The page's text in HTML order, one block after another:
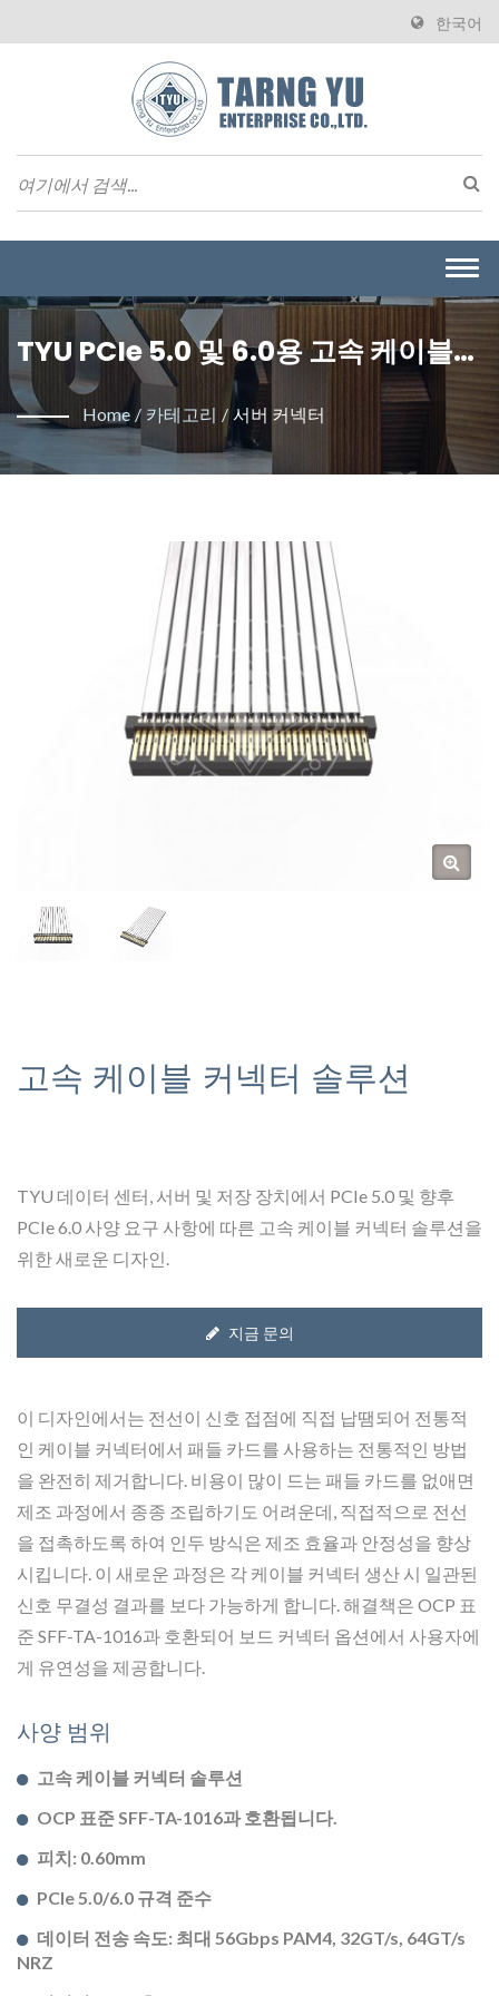
한국어
TYU PCIe 5.0 및 6.0용 고속 케이블
커넥터 / 대만의 와이어 투 보드 커넥터
제조업체 | Tarng Yu Enterprise
(TYU)
Home / 카테고리 / 서버 커넥터
고속 케이블 커넥터 솔루션
TYU 데이터 센터, 서버 및 저장 장치에서 PCIe 5.0 및 향후
PCIe 6.0 사양 요구 사항에 따른 고속 케이블 커넥터 솔루션을
위한 새로운 디자인.
지금 문의
이 디자인에서는 전선이 신호 접점에 직접 납땜되어 전통적
인 케이블 커넥터에서 패들 카드를 사용하는 전통적인 방법
을 완전히 제거합니다. 비용이 많이 드는 패들 카드를 없애면
제조 과정에서 종종 조립하기도 어려운데, 직접적으로 전선
을 접촉하도록 하여 인두 방식은 제조 효율과 안정성을 향상
시킵니다. 이 새로운 과정은 각 케이블 커넥터 생산 시 일관된
신호 무결성 결과를 보다 가능하게 합니다. 해결책은 OCP 표
준 SFF-TA-1016과 호환되어 보드 커넥터 옵션에서 사용자에
게 유연성을 제공합니다.
사양 범위
고속 케이블 커넥터 솔루션
OCP 표준 SFF-TA-1016과 호환됩니다.
피치: 0.60mm
PCIe 5.0/6.0 규격 준수
데이터 전송 속도: 최대 56Gbps PAM4, 32GT/s, 64GT/s
NRZ